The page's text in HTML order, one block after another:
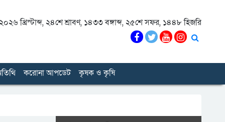
খ্রিস্টাব্দ, ২৪শে শ্রাবণ, ১৪৩৩ বঙ্গাব্দ, ২৫শে সফর, ১৪৪৮ হিজরি
করোনা আপডেট কৃষক ও কৃষি